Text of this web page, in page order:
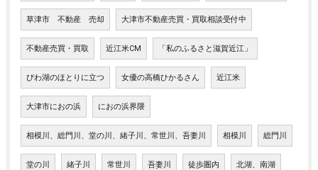
草津市 不動産 売却 大津市不動産売買・買取相談受付中
不動産売買・買取 近江米CM 「私のふるさと滋賀近江」
びわ湖のほとりに立つ 女優の高橋ひかるさん 近江米
大津市におの浜 におの浜界隈
相模川、総門川、堂の川、緒子川、常世川、吾妻川 相模川 総門川
堂の川 緒子川 常世川 吾妻川 徒歩圏内 北湖、南湖